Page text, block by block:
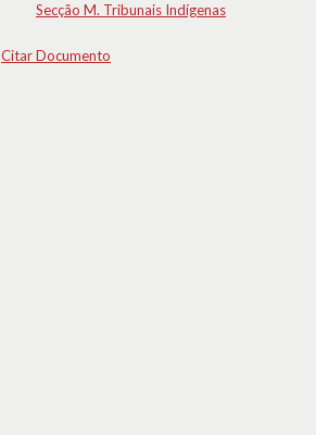
Secção M. Tribunais Indígenas
Citar Documento